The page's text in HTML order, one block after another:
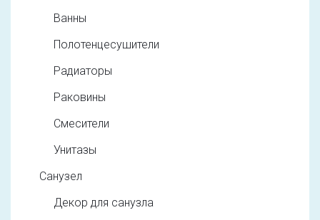
Ванны
Полотенцесушители
Радиаторы
Раковины
Смесители
Унитазы
Санузел
Декор для санузла